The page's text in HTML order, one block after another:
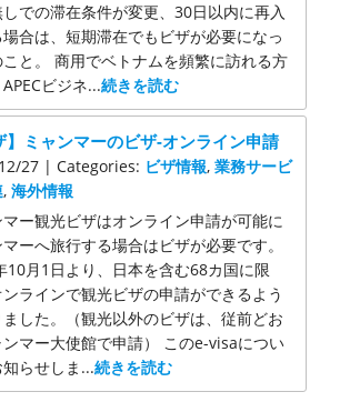
しでの滞在条件が変更、30日以内に再入
合は、短期滞在でもビザが必要になっ
こと。 商用でベトナムを頻繁に訪れる方
ビジネ...続きを読む
】ミャンマーのビザ-オンライン申請
27 | Categories: ビザ情報,業務サービ
,海外情報
マー観光ビザはオンライン申請が可能に
マーへ旅行する場合はビザが必要です。
10月1日より、日本を含む68カ国に限
ンラインで観光ビザの申請ができるよう
した。（観光以外のビザは、従前どお
ンマー大使館で申請） このe-visaについ
らせしま...続きを読む